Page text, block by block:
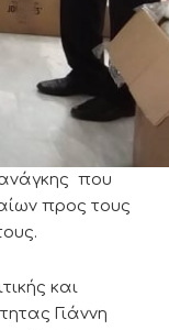
που
προς τους
και
Γιάννη